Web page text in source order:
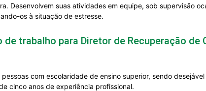
Desenvolvem suas atividades em equipe, sob supervisão
os à situação de estresse.
trabalho para Diretor de Recuperação
com escolaridade de ensino superior, sendo
cinco anos de experiência profissional.